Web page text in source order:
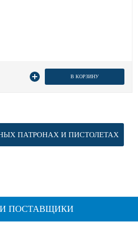
В КОРЗИНУ
ПАТРОНАХ И ПИСТОЛЕТАХ
ПОСТАВЩИКИ